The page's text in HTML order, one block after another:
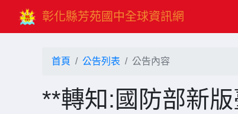
彰化縣芳苑國中全球資訊網
首頁 公告列表 公告內容
**轉知:國防部新